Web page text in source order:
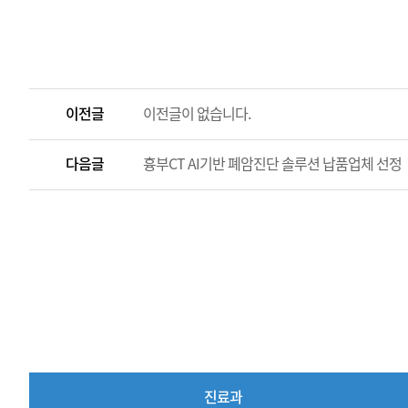
이전글 이전글이 없습니다.
다음글 흉부CT AI기반 폐암진단 솔루션 납품업체 선정
진료과